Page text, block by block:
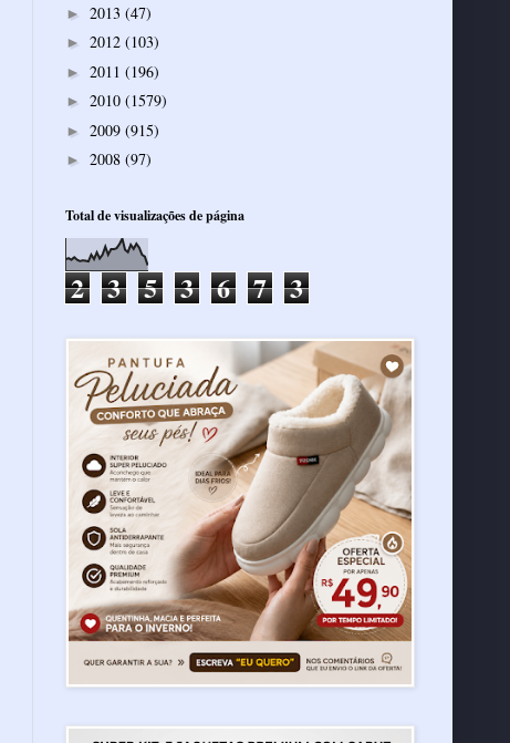
► 2013 (47)
► 2012 (103)
► 2011 (196)
► 2010 (1579)
► 2009 (915)
► 2008 (97)
Total de visualizações de página
2 3 5 3 6 7 3